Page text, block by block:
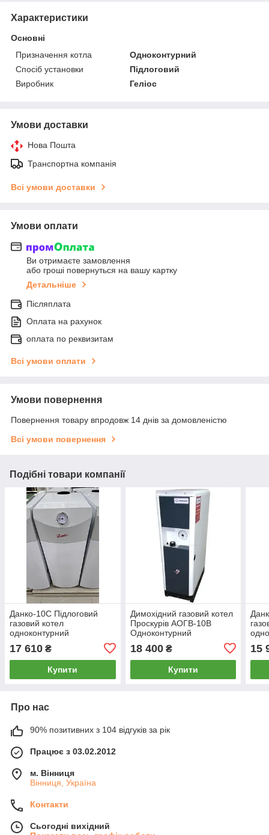
Характеристики
Основні
Призначення котла
Одноконтурний
Спосіб установки
Підлоговий
Виробник
Геліос
Умови доставки
Нова Пошта
Транспортна компанія
Всі умови доставки
Умови оплати
Ви отримаєте замовлення
або гроші повернуться на вашу картку
Детальніше
Післяплата
Оплата на рахунок
оплата по реквизитам
Всі умови оплати
Умови повернення
Повернення товару впродовж 14 днів за домовленістю
Всі умови повернення
Подібні товари компанії
Данко-10С Підлоговий
газовий котел
одноконтурний
17 610 ₴
Купити
Димохідний газовий котел
Проскурів АОГВ-10В
Одноконтурний
18 400₴
Купити
15
Про нас
90% позитивних з 104 відгуків за рік
Працює з 03.02.2012
м. Вінниця
Вінниця, Україна
Контакти
Сьогодні вихідний